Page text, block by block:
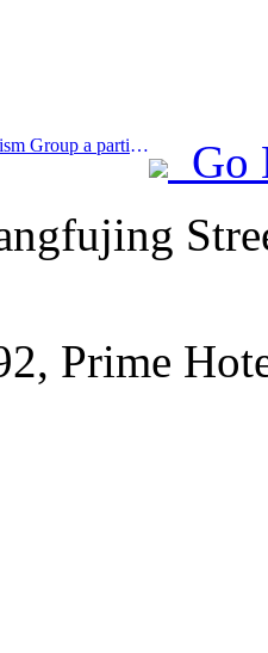
Prev:Le groupe China Tourism Group a participé à l'Exposition internationale d'importation de Chine pendant huit années consécutives, signant des contrats d'une valeur de plus d'un milliard de dollars américains.
Go
Prime